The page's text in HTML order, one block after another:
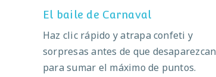
El baile de Carnaval
Haz clic rápido y atrapa confeti y
sorpresas antes de que desaparezcan
para sumar el máximo de puntos.